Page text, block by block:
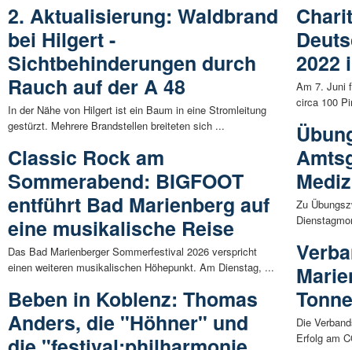
2. Aktualisierung: Waldbrand
bei Hilgert -
Sichtbehinderungen durch
Rauch auf der A 48
In der Nähe von Hilgert ist ein Baum in eine Stromleitung
gestürzt. Mehrere Brandstellen breiteten sich ...
Classic Rock am
Sommerabend: BIGFOOT
entführt Bad Marienberg auf
eine musikalische Reise
Das Bad Marienberger Sommerfestival 2026 verspricht
einen weiteren musikalischen Höhepunkt. Am Dienstag, ...
Beben in Koblenz: Thomas
Anders, die "Höhner" und
2022
Am 7. Juni
circa 100
Zu
Die
Erfolg am